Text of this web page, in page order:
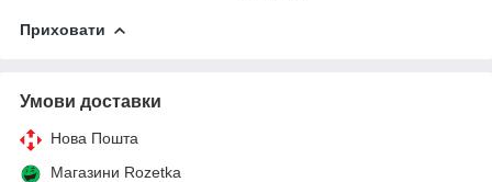
Приховати
Умови доставки
Нова Пошта
Магазини Rozetka